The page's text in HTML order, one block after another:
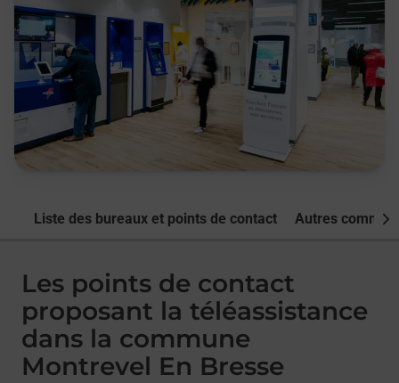
Liste des bureaux et points de contact Autres
Les points de contact
proposant la téléassistance
dans la commune
Montrevel En Bresse